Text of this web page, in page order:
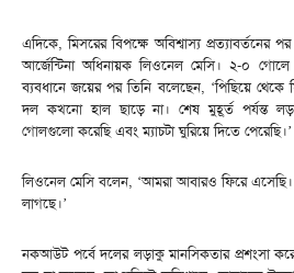
এদিকে, মিসরের বিপক্ষে অবিশ্বাস্য প্রত্যাবর্তনের
আর্জেন্টিনা অধিনায়ক লিওনেল মেসি। ২-০
ব্যবধানে জয়ের পর তিনি বলেছেন, ‘পিছিয়ে
দল কখনো হাল ছাড়ে না। শেষ মুহূর্ত পর্যন্ত
গোলগুলো করেছি এবং ম্যাচটা ঘুরিয়ে দিতে পেরেছি।’
লিওনেল মেসি বলেন, ‘আমরা আবারও ফিরে এসেছি।
লাগছে।’
নকআউট পর্বে দলের লড়াকু মানসিকতার প্রশংসা